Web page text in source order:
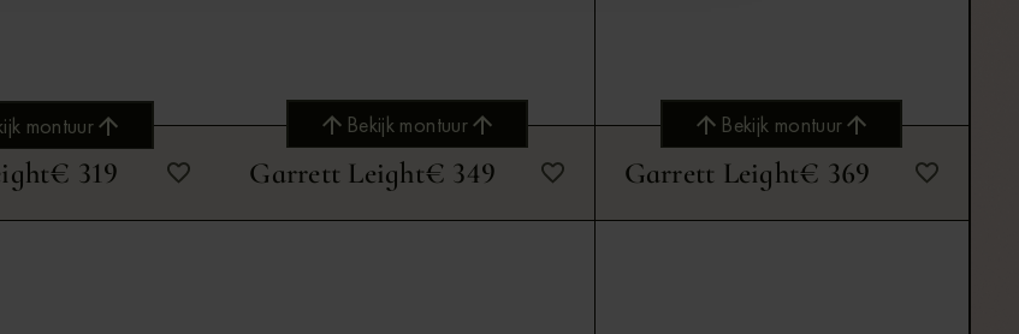
montuur
montuur
€ 319
Bekijk montuur
Bekijk montuur
Garrett Leight€ 349
Bekijk montuur
Bekijk montuur
Garrett Leight€ 369